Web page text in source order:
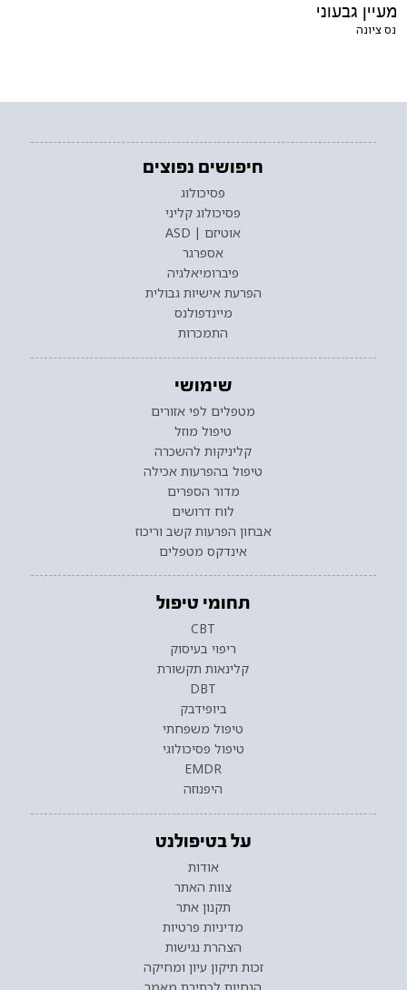
מעיין גבעוני
נס ציונה
חיפושים נפוצים
פסיכולוג
פסיכולוג קליני
אוטיזם | ASD
אספרגר
פיברומיאלגיה
הפרעת אישיות גבולית
מיינדפולנס
התמכרות
שימושי
מטפלים לפי אזורים
טיפול מוזל
קליניקות להשכרה
טיפול בהפרעות אכילה
מדור הספרים
לוח דרושים
אבחון הפרעות קשב וריכוז
אינדקס מטפלים
תחומי טיפול
CBT
ריפוי בעיסוק
קלינאות תקשורת
DBT
ביופידבק
טיפול משפחתי
טיפול פסיכולוגי
EMDR
היפנוזה
על בטיפולנט
אודות
צוות האתר
תקנון אתר
מדיניות פרטיות
הצהרת נגישות
זכות תיקון עיון ומחיקה
הנחיות לכתיבת מאמר